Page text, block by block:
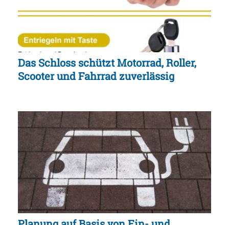
Das Schloss schützt Motorrad, Roller,
Scooter und Fahrrad zuverlässig